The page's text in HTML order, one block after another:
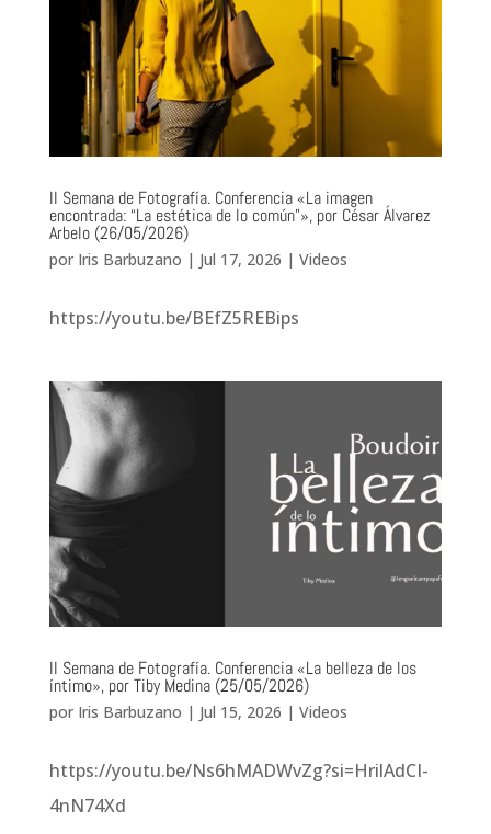
II Semana de Fotografía. Conferencia «La imagen
encontrada: “La estética de lo común”», por César Álvarez
Arbelo (26/05/2026)
por Iris Barbuzano | Jul 17, 2026 | Videos
https://youtu.be/BEfZ5REBips
II Semana de Fotografía. Conferencia «La belleza de los
íntimo», por Tiby Medina (25/05/2026)
por Iris Barbuzano | Jul 15, 2026 | Videos
https://youtu.be/Ns6hMADWvZg?si=HrilAdCI-
4nN74Xd